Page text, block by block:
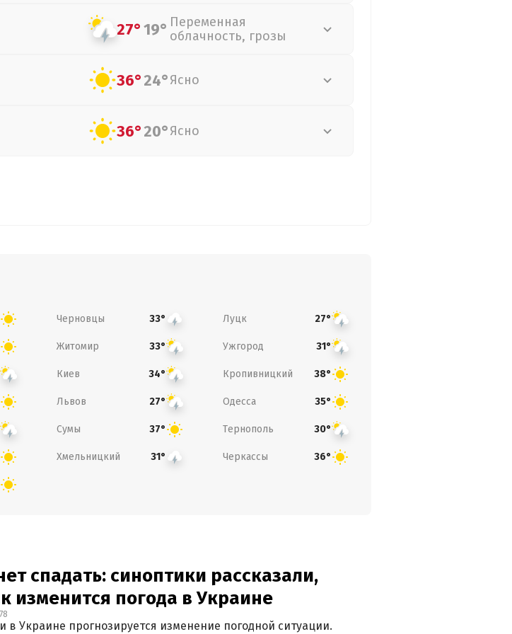
27°19° Переменная
облачность, грозы
36°24°Ясно
36°20°Ясно
Черновцы 33° Луцк 27°
Житомир 33° Ужгород 31°
Киев 34° Кропивницкий 38°
Львов 27° Одесса 35°
Сумы 37° Тернополь 30°
Хмельницкий 31° Черкассы 36°
спадать: синоптики рассказали,
изменится погода в Украине
в Украине прогнозируется изменение погодной ситуации.